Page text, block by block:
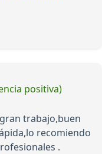
positiva)
trabajo,buen
recomiendo
.